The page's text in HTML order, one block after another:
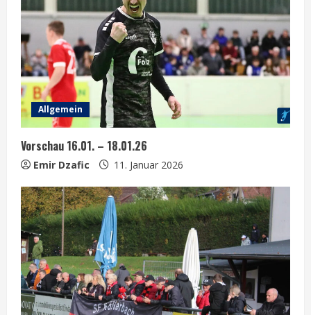
R
e
a
d
i
n
g
Allgemein
Vorschau 16.01. – 18.01.26
Emir Dzafic 11. Januar 2026